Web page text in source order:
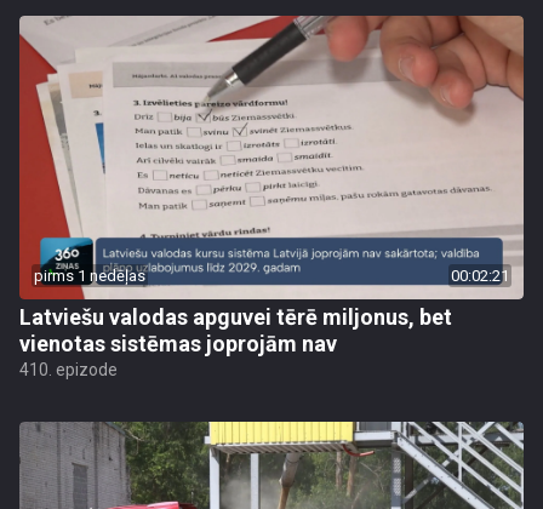
pirms 1 nedēļas 00:02:21
Latviešu valodas apguvei tērē miljonus, bet
vienotas sistēmas joprojām nav
410. epizode